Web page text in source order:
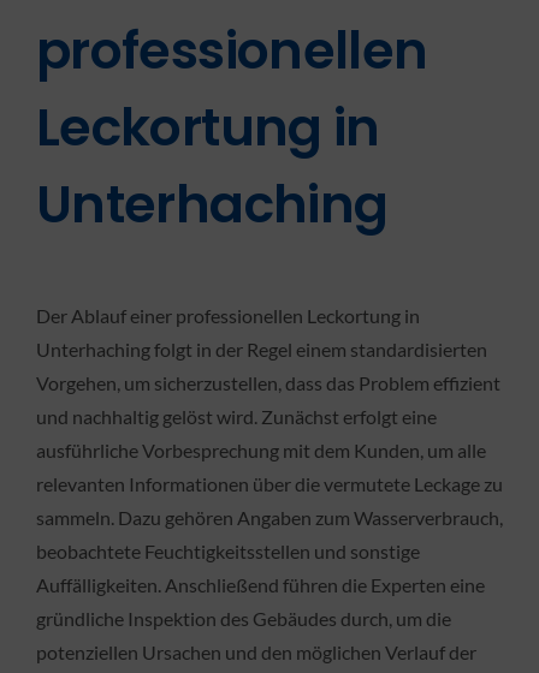
professionellen
Leckortung in
Unterhaching
Der Ablauf einer professionellen Leckortung in
Unterhaching folgt in der Regel einem standardisierten
Vorgehen, um sicherzustellen, dass das Problem effizient
und nachhaltig gelöst wird. Zunächst erfolgt eine
ausführliche Vorbesprechung mit dem Kunden, um alle
relevanten Informationen über die vermutete Leckage zu
sammeln. Dazu gehören Angaben zum Wasserverbrauch,
beobachtete Feuchtigkeitsstellen und sonstige
Auffälligkeiten. Anschließend führen die Experten eine
gründliche Inspektion des Gebäudes durch, um die
potenziellen Ursachen und den möglichen Verlauf der